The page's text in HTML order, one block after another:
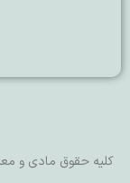
كليه حقوق مادی و